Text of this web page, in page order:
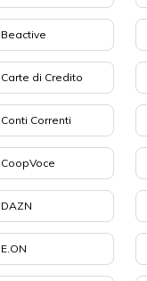
Beactive
Carte di Credito
Conti Correnti
CoopVoce
DAZN
E.ON